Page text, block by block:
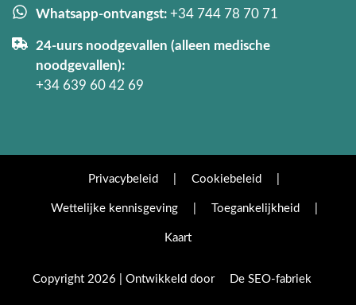
Whatsapp-ontvangst: +34 744 78 70 71
24-uurs noodgevallen (alleen medische
noodgevallen):
+34 639 60 42 69
Privacybeleid Cookiebeleid
Wettelijke kennisgeving Toegankelijkheid
Kaart
Copyright 2026 | Ontwikkeld door De SEO-fabriek